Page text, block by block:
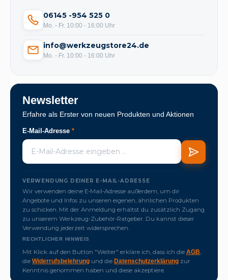
06145 -954 525 0
Mo. - Fr. 10:00 - 16:00 Uhr
info@werkzeugstore24.de
Mo. - Fr. 10:00 - 16:00 Uhr
Newsletter
Erfahre als Erster von neuen Produkten und Aktionen
E-Mail-Adresse *
VERWENDUNG DEINER E-MAIL-ADRESSE
Wir verwenden deine E-Mail-Adresse außerdem, um dir
Angebote und Infos zu unseren eigenen, ähnlichen Produkten
zu schicken. Mit der Anmeldung erhältst du zusätzlich Zugang
zu unserem Werkzeug-Zubehör-Ratgeber. Du kannst dieser
Verwendung jederzeit widersprechen.
RECHTLICHER HINWEIS
Mit Klick auf den Button "Weiter" erkläre ich, dass ich die AGB,
die Widerrufsbelehrung und die Datenschutzerklärung zur
Kenntnis genommen haben und diese akzeptiere.